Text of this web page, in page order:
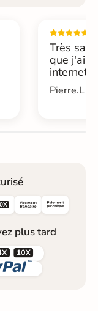
Très
que j'ai
internet....
Pierre.L -
plus tard
